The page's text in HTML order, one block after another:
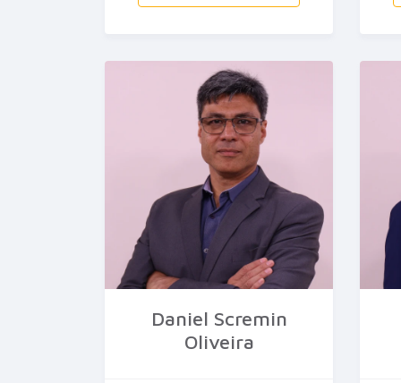
Daniel Scremin
Oliveira